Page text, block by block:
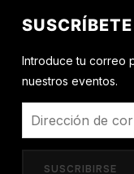
SUSCRÍBETE
Introduce tu correo
nuestros eventos.
correo
SUSCRIBIRSE